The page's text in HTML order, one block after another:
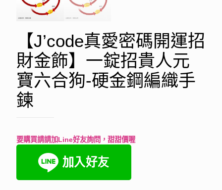
【J’code真愛密碼開運招
財金飾】一錠招貴人元
寶六合狗-硬金鋼編織手
鍊
要購買請請加Line好友詢問，甜甜價喔